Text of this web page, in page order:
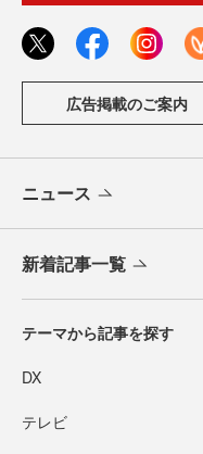
広告掲載のご案内
ニュース
新着記事一覧
テーマから記事を探す
DX
テレビ